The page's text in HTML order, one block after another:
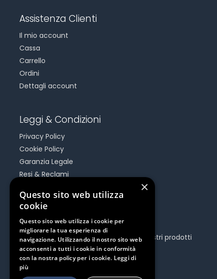
Assistenza Clienti
Il mio account
Cassa
Carrello
Ordini
Dettagli account
Leggi & Condizioni
Privacy Policy
Cookie Policy
Garanzia Legale
Resi & Reclami
Be Social
Seguici e rimani aggiornato su tutti i nostri prodotti
e iniziative.
×
Questo sito web utilizza
cookie
Questo sito web utilizza i cookie per
migliorare la tua esperienza di
navigazione. Utilizzando il nostro sito web
acconsenti a tutti i cookie in conformità
con la nostra policy per i cookie. Leggi di
più